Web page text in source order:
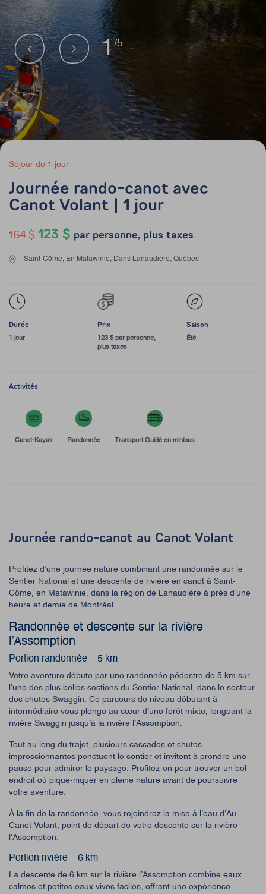
1/5
Séjour de 1 jour
Journée rando-canot avec
Canot Volant | 1 jour
164 $ 123 $ par personne, plus taxes
Saint-Côme, En Matawinie, Dans Lanaudière, Québec
Durée
1 jour
Prix
123 $ par personne,
plus taxes
Saison
Été
Activités
Canot-Kayak Randonnée Transport Guidé en minibus
Journée rando-canot au Canot Volant
Profitez d’une journée nature combinant une randonnée sur le
Sentier National et une descente de rivière en canot à Saint-
Côme, en Matawinie, dans la région de Lanaudière à près d’une
heure et demie de Montréal.
Randonnée et descente sur la rivière
l’Assomption
Portion randonnée – 5 km
Votre aventure débute par une randonnée pédestre de 5 km sur
l’une des plus belles sections du Sentier National, dans le secteur
des chutes Swaggin. Ce parcours de niveau débutant à
intermédiaire vous plonge au cœur d’une forêt mixte, longeant la
rivière Swaggin jusqu’à la rivière l’Assomption.
Tout au long du trajet, plusieurs cascades et chutes
impressionnantes ponctuent le sentier et invitent à prendre une
pause pour admirer le paysage. Profitez-en pour trouver un bel
endroit où pique-niquer en pleine nature avant de poursuivre
votre aventure.
À la fin de la randonnée, vous rejoindrez la mise à l’eau d’Au
Canot Volant, point de départ de votre descente sur la rivière
l’Assomption.
Portion rivière – 6 km
La descente de 6 km sur la rivière l’Assomption combine eaux
calmes et petites eaux vives faciles, offrant une expérience